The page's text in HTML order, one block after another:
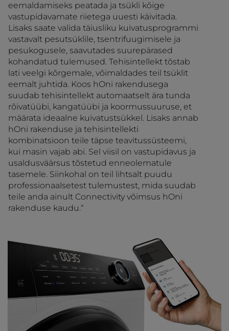
eemaldamiseks peatada ja tsükli kõige
vastupidavamate riietega uuesti käivitada.
Lisaks saate valida täiusliku kuivatusprogrammi
vastavalt pesutsüklile, tsentrifuugimisele ja
pesukogusele, saavutades suurepärased
kohandatud tulemused. Tehisintellekt tõstab
lati veelgi kõrgemale, võimaldades teil tsüklit
eemalt juhtida. Koos hOni rakendusega
suudab tehisintellekt automaatselt ära tunda
rõivatüübi, kangatüübi ja koormussuuruse, et
määrata ideaalne kuivatustsükkel. Lisaks annab
hOni rakenduse ja tehisintellekti
kombinatsioon teile täpse teavitussüsteemi,
kui masin vajab abi. Sel viisil on vastupidavus ja
usaldusväärsus tõstetud enneolematule
tasemele. Siinkohal on teil lihtsalt puudu
professionaalsetest tulemustest, mida suudab
teile anda ainult Connectivity võimsus hOni
rakenduse kaudu.“